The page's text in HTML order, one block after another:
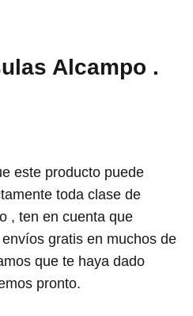
Alcampo .
este producto puede
toda clase de
, ten en cuenta que
gratis en muchos de
que te haya dado
pronto.